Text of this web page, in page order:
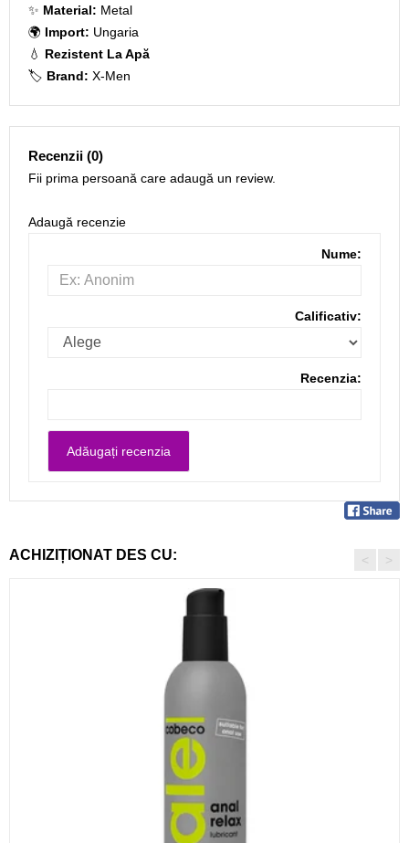
✨ Material: Metal
🌍 Import: Ungaria
💧 Rezistent La Apă
🏷️ Brand: X-Men
Recenzii (0)
Fii prima persoană care adaugă un review.
Adaugă recenzie
Nume:
Calificativ:
Recenzia:
ACHIZIȚIONAT DES CU: < >